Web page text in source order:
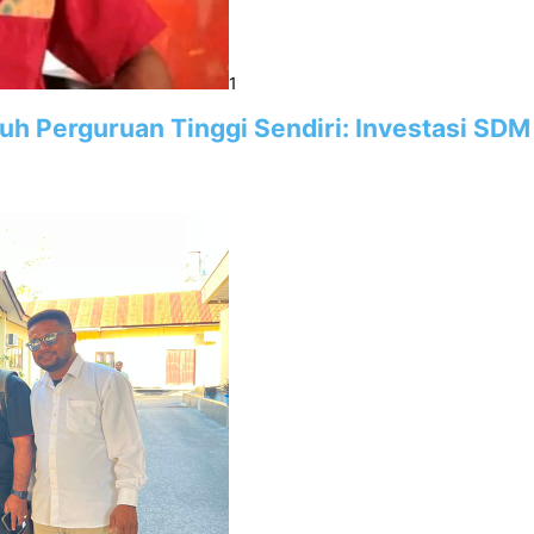
1
Perguruan Tinggi Sendiri: Investasi